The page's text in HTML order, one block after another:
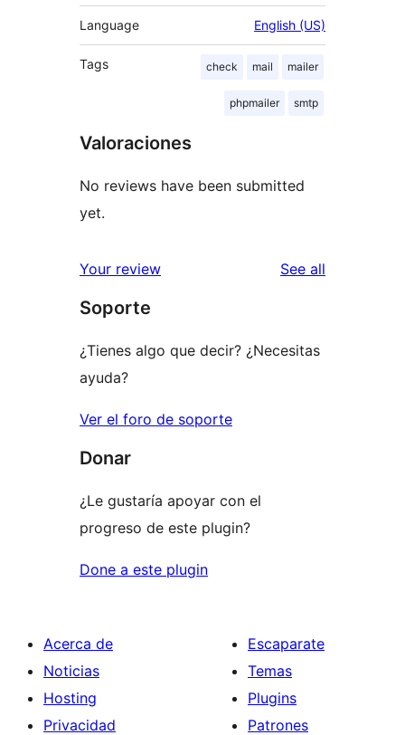
Language English (US)
Tags check mail mailer
phpmailer smtp
Valoraciones
No reviews have been submitted
yet.
Your review See all
Soporte
¿Tienes algo que decir? ¿Necesitas
ayuda?
Ver el foro de soporte
Donar
¿Le gustaría apoyar con el
progreso de este plugin?
Done a este plugin
Acerca de
Noticias
Hosting
Privacidad
Escaparate
Temas
Plugins
Patrones